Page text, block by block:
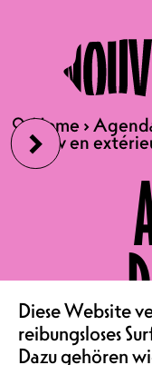
›
🔍Home›
Show en
🔍Home›
Show en
en
Diese Website
reibungsloses
Dazu gehören